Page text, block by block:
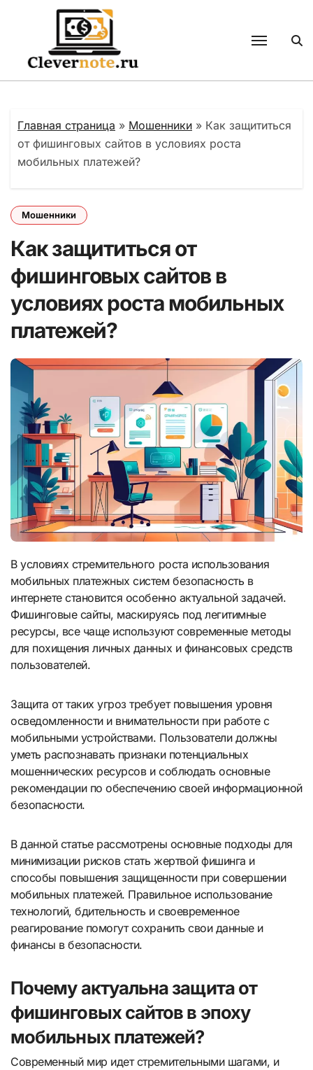
содержанию
Главная страница » Мошенники » Как защититься
от фишинговых сайтов в условиях роста
мобильных платежей?
Мошенники
Как защититься от
фишинговых сайтов в
условиях роста мобильных
платежей?
В условиях стремительного роста использования
мобильных платежных систем безопасность в
интернете становится особенно актуальной задачей.
Фишинговые сайты, маскируясь под легитимные
ресурсы, все чаще используют современные методы
для похищения личных данных и финансовых средств
пользователей.
Защита от таких угроз требует повышения уровня
осведомленности и внимательности при работе с
мобильными устройствами. Пользователи должны
уметь распознавать признаки потенциальных
мошеннических ресурсов и соблюдать основные
рекомендации по обеспечению своей информационной
безопасности.
В данной статье рассмотрены основные подходы для
минимизации рисков стать жертвой фишинга и
способы повышения защищенности при совершении
мобильных платежей. Правильное использование
технологий, бдительность и своевременное
реагирование помогут сохранить свои данные и
финансы в безопасности.
Почему актуальна защита от
фишинговых сайтов в эпоху
мобильных платежей?
Современный мир идет стремительными шагами, и